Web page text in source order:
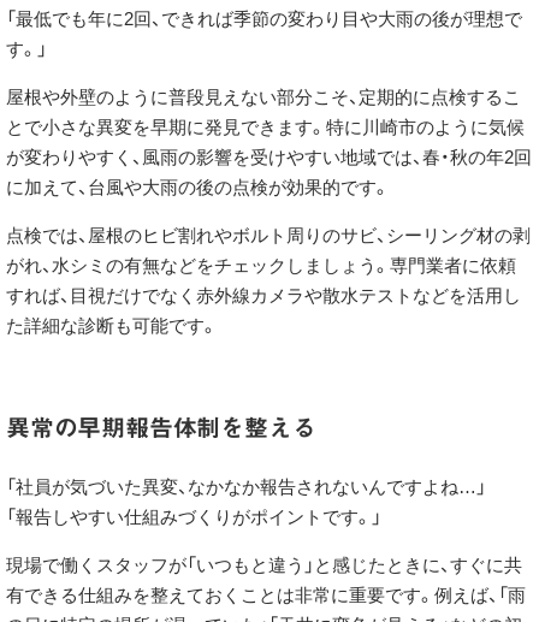
「最低でも年に2回、できれば季節の変わり目や大雨の後が理想で
す。」
屋根や外壁のように普段見えない部分こそ、定期的に点検するこ
とで小さな異変を早期に発見できます。特に川崎市のように気候
が変わりやすく、風雨の影響を受けやすい地域では、春・秋の年2回
に加えて、台風や大雨の後の点検が効果的です。
点検では、屋根のヒビ割れやボルト周りのサビ、シーリング材の剥
がれ、水シミの有無などをチェックしましょう。専門業者に依頼
すれば、目視だけでなく赤外線カメラや散水テストなどを活用し
た詳細な診断も可能です。
異常の早期報告体制を整える
「社員が気づいた異変、なかなか報告されないんですよね…」
「報告しやすい仕組みづくりがポイントです。」
現場で働くスタッフが「いつもと違う」と感じたときに、すぐに共
有できる仕組みを整えておくことは非常に重要です。例えば、「雨